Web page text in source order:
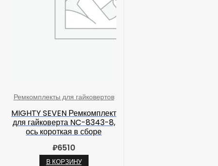
Ремкомплекты для гайковертов
MIGHTY SEVEN Ремкомплект
для гайковерта NC-8343-8,
ось короткая в сборе
₽6510
В КОРЗИНУ